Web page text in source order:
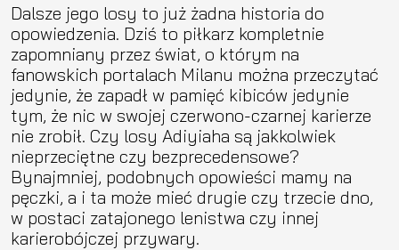
Dalsze jego losy to już żadna historia do
opowiedzenia. Dziś to piłkarz kompletnie
zapomniany przez świat, o którym na
fanowskich portalach Milanu można przeczytać
jedynie, że zapadł w pamięć kibiców jedynie
tym, że nic w swojej czerwono-czarnej karierze
nie zrobił. Czy losy Adiyiaha są jakkolwiek
nieprzeciętne czy bezprecedensowe?
Bynajmniej, podobnych opowieści mamy na
pęczki, a i ta może mieć drugie czy trzecie dno,
w postaci zatajonego lenistwa czy innej
karierobójczej przywary.